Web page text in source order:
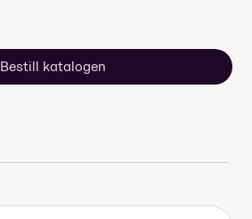
Bestill katalogen